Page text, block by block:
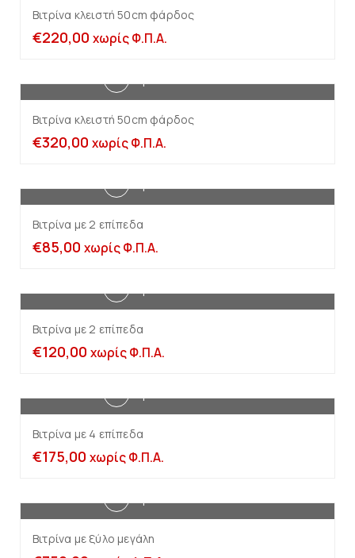
Βιτρίνα κλειστή 50cm φάρδος
€220,00 χωρίς Φ.Π.Α.
Βιτρίνα κλειστή 50cm φάρδος
€320,00 χωρίς Φ.Π.Α.
Βιτρίνα με 2 επίπεδα
€85,00 χωρίς Φ.Π.Α.
Βιτρίνα με 2 επίπεδα
€120,00 χωρίς Φ.Π.Α.
Βιτρίνα με 4 επίπεδα
€175,00 χωρίς Φ.Π.Α.
Βιτρίνα με ξύλο μεγάλη